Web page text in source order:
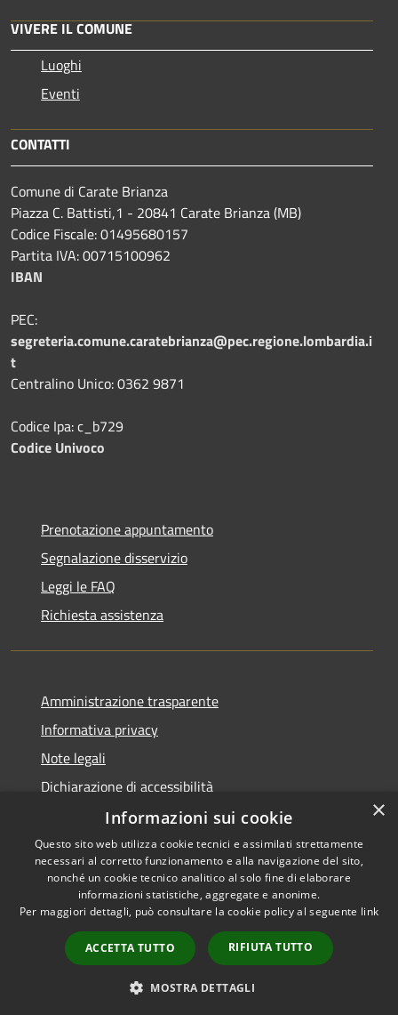
VIVERE IL COMUNE
Luoghi
Eventi
CONTATTI
Comune di Carate Brianza
Piazza C. Battisti,1 - 20841 Carate Brianza (MB)
Codice Fiscale: 01495680157
Partita IVA: 00715100962
IBAN
PEC:
segreteria.comune.caratebrianza@pec.regione.lombardia.i
t
Centralino Unico: 0362 9871
Codice Ipa: c_b729
Codice Univoco
Prenotazione appuntamento
Segnalazione disservizio
Leggi le FAQ
Richiesta assistenza
Amministrazione trasparente
Informativa privacy
Note legali
Dichiarazione di accessibilità
Accessibilità
Privacy
Mappa del sito
×
Informazioni sui cookie
Questo sito web utilizza cookie tecnici e assimilati strettamente
necessari al corretto funzionamento e alla navigazione del sito,
nonché un cookie tecnico analitico al solo fine di elaborare
informazioni statistiche, aggregate e anonime.
Per maggiori dettagli, può consultare la cookie policy al seguente link
ACCETTA TUTTO RIFIUTA TUTTO
MOSTRA DETTAGLI